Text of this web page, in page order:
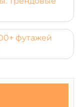
футажей